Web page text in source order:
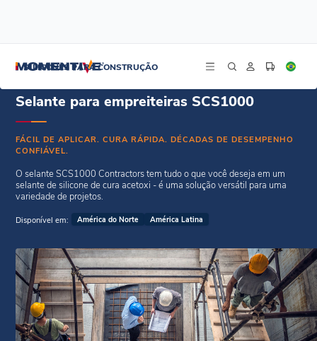
SILICONES PARA CONSTRUÇÃO
Selante para empreiteiras SCS1000
FÁCIL DE APLICAR. CURA RÁPIDA. DÉCADAS DE DESEMPENHO
CONFIÁVEL.
O selante SCS1000 Contractors tem tudo o que você deseja em um
selante de silicone de cura acetoxi - é uma solução versátil para uma
variedade de projetos.
Disponível em: América do Norte América Latina